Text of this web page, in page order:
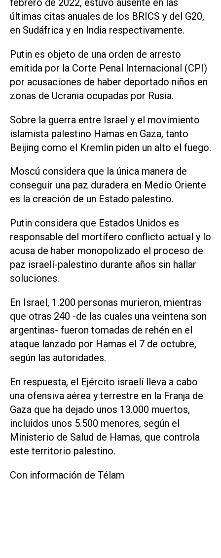
febrero de 2022, estuvo ausente en las
últimas citas anuales de los BRICS y del G20,
en Sudáfrica y en India respectivamente.
Putin es objeto de una orden de arresto
emitida por la Corte Penal Internacional (CPI)
por acusaciones de haber deportado niños en
zonas de Ucrania ocupadas por Rusia.
Sobre la guerra entre Israel y el movimiento
islamista palestino Hamas en Gaza, tanto
Beijing como el Kremlin piden un alto el fuego.
Moscú considera que la única manera de
conseguir una paz duradera en Medio Oriente
es la creación de un Estado palestino.
Putin considera que Estados Unidos es
responsable del mortífero conflicto actual y lo
acusa de haber monopolizado el proceso de
paz israelí-palestino durante años sin hallar
soluciones.
En Israel, 1.200 personas murieron, mientras
que otras 240 -de las cuales una veintena son
argentinas- fueron tomadas de rehén en el
ataque lanzado por Hamas el 7 de octubre,
según las autoridades.
En respuesta, el Ejército israelí lleva a cabo
una ofensiva aérea y terrestre en la Franja de
Gaza que ha dejado unos 13.000 muertos,
incluidos unos 5.500 menores, según el
Ministerio de Salud de Hamas, que controla
este territorio palestino.
Con información de Télam